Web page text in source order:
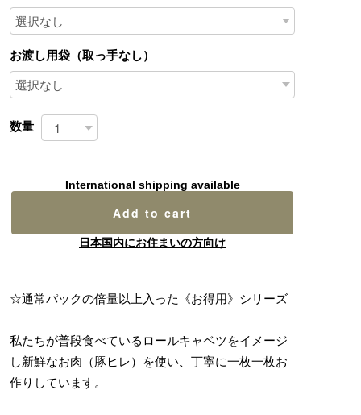
お渡し用袋（取っ手なし）
数量
International shipping available
Add to cart
日本国内にお住まいの方向け
☆通常パックの倍量以上入った《お得用》シリーズ
私たちが普段食べているロールキャベツをイメージ
し新鮮なお肉（豚ヒレ）を使い、丁寧に一枚一枚お
作りしています。